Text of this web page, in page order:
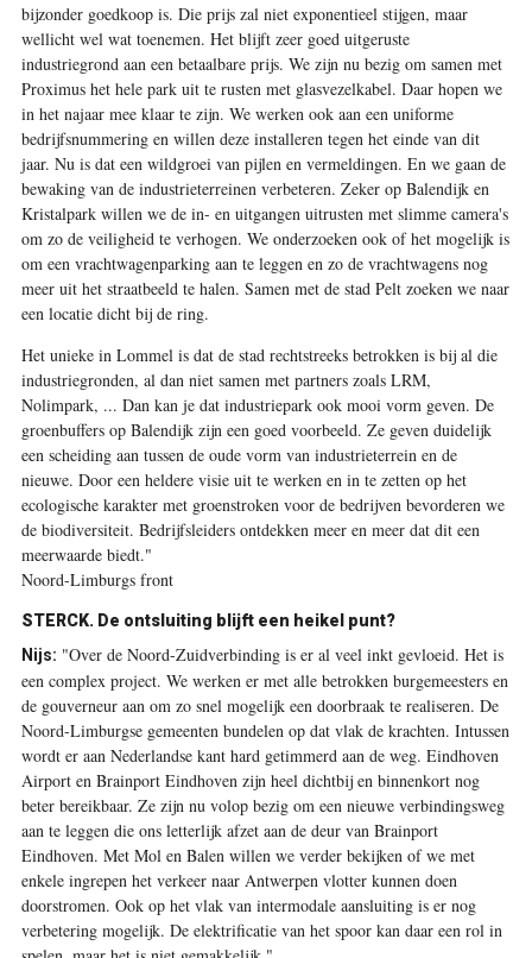
bijzonder goedkoop is. Die prijs zal niet exponentieel stijgen, maar
wellicht wel wat toenemen. Het blijft zeer goed uitgeruste
industriegrond aan een betaalbare prijs. We zijn nu bezig om samen met
Proximus het hele park uit te rusten met glasvezelkabel. Daar hopen we
in het najaar mee klaar te zijn. We werken ook aan een uniforme
bedrijfsnummering en willen deze installeren tegen het einde van dit
jaar. Nu is dat een wildgroei van pijlen en vermeldingen. En we gaan de
bewaking van de industrieterreinen verbeteren. Zeker op Balendijk en
Kristalpark willen we de in- en uitgangen uitrusten met slimme camera's
om zo de veiligheid te verhogen. We onderzoeken ook of het mogelijk is
om een vrachtwagenparking aan te leggen en zo de vrachtwagens nog
meer uit het straatbeeld te halen. Samen met de stad Pelt zoeken we naar
een locatie dicht bij de ring.
Het unieke in Lommel is dat de stad rechtstreeks betrokken is bij al die
industriegronden, al dan niet samen met ­partners zoals LRM,
Nolimpark, ... Dan kan je dat industriepark ook mooi vorm geven. De
groenbuffers op Balendijk zijn een goed voorbeeld. Ze geven duidelijk
een scheiding aan tussen de oude vorm van industrieterrein en de
nieuwe. Door een heldere visie uit te werken en in te zetten op het
ecologische karakter met groenstroken voor de bedrijven bevorderen we
de biodiversiteit. Bedrijfsleiders ontdekken meer en meer dat dit een
meerwaarde biedt."
Noord-Limburgs front
STERCK. De ontsluiting blijft een heikel punt?
Nijs: "Over de Noord-Zuidverbinding is er al veel inkt gevloeid. Het is
een complex project. We werken er met alle betrokken burgemeesters en
de gouverneur aan om zo snel mogelijk een doorbraak te realiseren. De
Noord-Limburgse gemeenten bundelen op dat vlak de krachten. Intussen
wordt er aan Nederlandse kant hard getimmerd aan de weg. Eindhoven
Airport en Brainport Eindhoven zijn heel dichtbij en binnenkort nog
beter bereikbaar. Ze zijn nu volop bezig om een nieuwe verbindingsweg
aan te leggen die ons letterlijk afzet aan de deur van Brainport
Eindhoven. Met Mol en Balen willen we verder bekijken of we met
enkele ingrepen het verkeer naar Antwerpen vlotter kunnen doen
doorstromen. Ook op het vlak van intermodale aansluiting is er nog
verbetering mogelijk. De elektrificatie van het spoor kan daar een rol in